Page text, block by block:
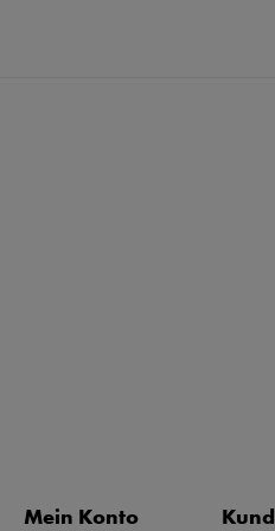
Mein Konto